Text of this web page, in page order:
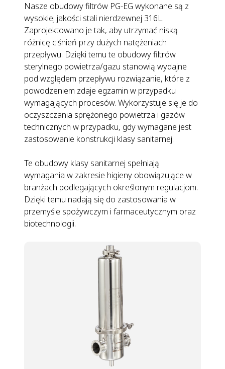
Nasze obudowy filtrów PG-EG wykonane są z
wysokiej jakości stali nierdzewnej 316L.
Zaprojektowano je tak, aby utrzymać niską
różnicę ciśnień przy dużych natężeniach
przepływu. Dzięki temu te obudowy filtrów
sterylnego powietrza/gazu stanowią wydajne
pod względem przepływu rozwiązanie, które z
powodzeniem zdaje egzamin w przypadku
wymagających procesów. Wykorzystuje się je do
oczyszczania sprężonego powietrza i gazów
technicznych w przypadku, gdy wymagane jest
zastosowanie konstrukcji klasy sanitarnej.
Te obudowy klasy sanitarnej spełniają
wymagania w zakresie higieny obowiązujące w
branżach podlegających określonym regulacjom.
Dzięki temu nadają się do zastosowania w
przemyśle spożywczym i farmaceutycznym oraz
biotechnologii.